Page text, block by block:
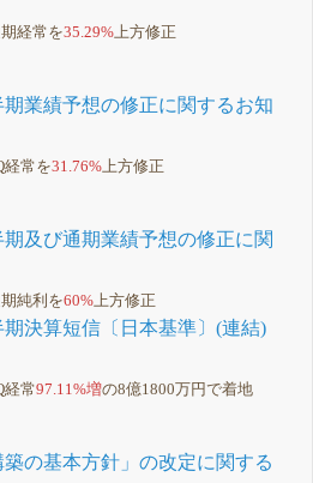
経常を35.29% 上方修正
業績予想の修正に関するお知
経常を31.76% 上方修正
及び通期業績予想の修正に関
純利を60%上方修正
決算短信〔日本基準〕(連結)
経常97.11%増の8億1800万円で着地
築の基本方針」の改定に関する